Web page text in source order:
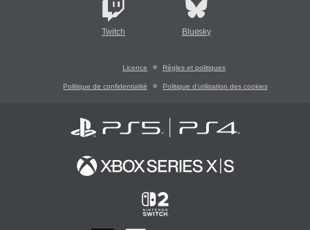
Twitch Bluesky
Licence Règles et politiques
Politique de confidentialité Politique d'utilisation des cookies